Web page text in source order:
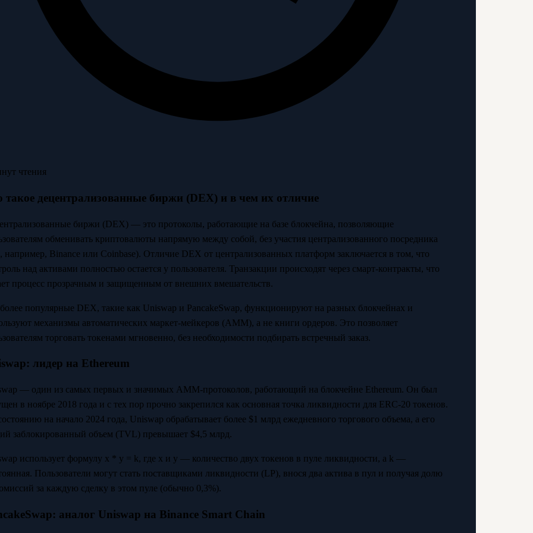
чтения
такое децентрализованные биржи (DEX) и в чем их отличие
биржи (DEX) — это протоколы, работающие на базе блокчейна, позволяющие
обменивать криптовалюты напрямую между собой, без участия централизованного посредника
например, Binance или Coinbase). Отличие DEX от централизованных платформ заключается в том, что
над активами полностью остается у пользователя. Транзакции происходят через смарт-контракты, что
процесс прозрачным и защищенным от внешних вмешательств.
популярные DEX, такие как Uniswap и PancakeSwap, функционируют на разных блокчейнах и
механизмы автоматических маркет-мейкеров (AMM), а не книги ордеров. Это позволяет
торговать токенами мгновенно, без необходимости подбирать встречный заказ.
лидер на Ethereum
— один из самых первых и значимых AMM-протоколов, работающий на блокчейне Ethereum. Он был
в ноябре 2018 года и с тех пор прочно закрепился как основная точка ликвидности для ERC-20 токенов.
на начало 2024 года, Uniswap обрабатывает более $1 млрд ежедневного торгового объема, а его
заблокированный объем (TVL) превышает $4,5 млрд.
использует формулу x * y = k, где x и y — количество двух токенов в пуле ликвидности, а k —
Пользователи могут стать поставщиками ликвидности (LP), внося два актива в пул и получая долю
за каждую сделку в этом пуле (обычно 0,3%).
аналог Uniswap на Binance Smart Chain